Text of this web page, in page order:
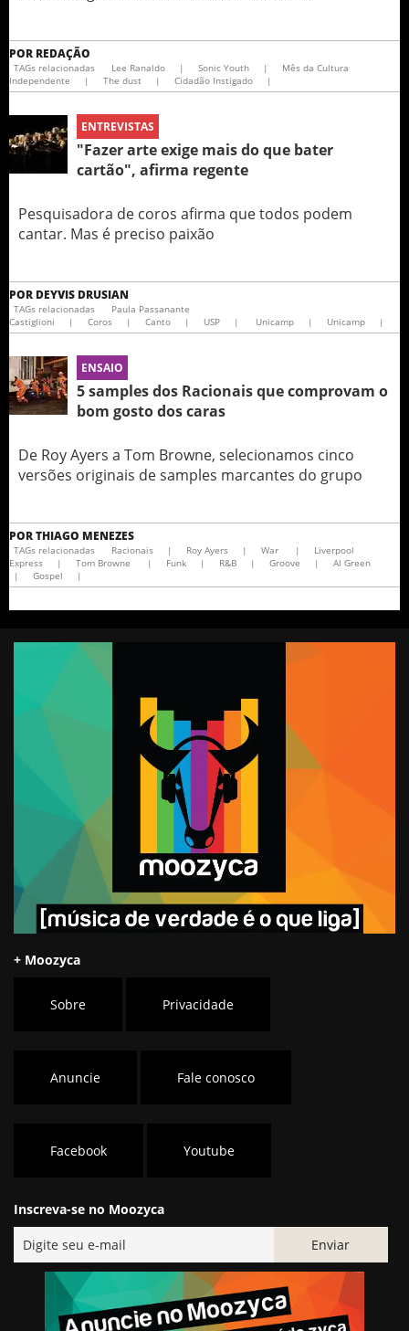
POR REDAÇÃO
TAGs relacionadas Lee Ranaldo | Sonic Youth |
Mês da Cultura
Independente
| The dust | Cidadão Instigado |
ENTREVISTAS
"Fazer arte exige mais do que bater
cartão", afirma regente
Pesquisadora de coros afirma que todos podem
cantar. Mas é preciso paixão
POR DEYVIS DRUSIAN
TAGs relacionadas
Paula Passanante
Castiglioni
| Coros | Canto | USP | Unicamp | Unicamp |
ENSAIO
5 samples dos Racionais que comprovam o
bom gosto dos caras
De Roy Ayers a Tom Browne, selecionamos cinco
versões originais de samples marcantes do grupo
PORTHIAGO MENEZES
TAGs relacionadas Racionais | Roy Ayers | War |
Liverpool
Express
| Tom Browne | Funk | R&B | Groove |
Al Green
|
Gospel |
+ Moozyca
Sobre Privacidade
Anuncie Fale conosco
Facebook Youtube
Inscreva-se no Moozyca